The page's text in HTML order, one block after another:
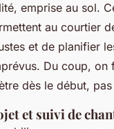
emprise au sol.
au courtier
et de planifier
Du coup, on
dès le début,
et suivi de